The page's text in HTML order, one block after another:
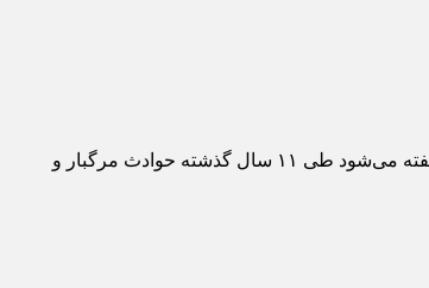
در آستانه اربعین حسینی مطالبه برای اصلاح نقطه حادثه‌خیز «پیچ صخره‌نوردی ارغوان» در محور ایلام ـ کرمانشاه بار دیگر مطرح شده است مسیری که گفته می‌شود طی ۱۱ سال گذشته حوادث مرگبار و